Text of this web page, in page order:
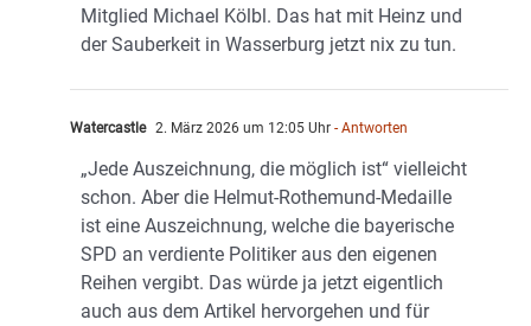
Mitglied Michael Kölbl. Das hat mit Heinz und
der Sauberkeit in Wasserburg jetzt nix zu tun.
Watercastle 2. März 2026 um 12:05 Uhr - Antworten
„Jede Auszeichnung, die möglich ist“ vielleicht
schon. Aber die Helmut-Rothemund-Medaille
ist eine Auszeichnung, welche die bayerische
SPD an verdiente Politiker aus den eigenen
Reihen vergibt. Das würde ja jetzt eigentlich
auch aus dem Artikel hervorgehen und für